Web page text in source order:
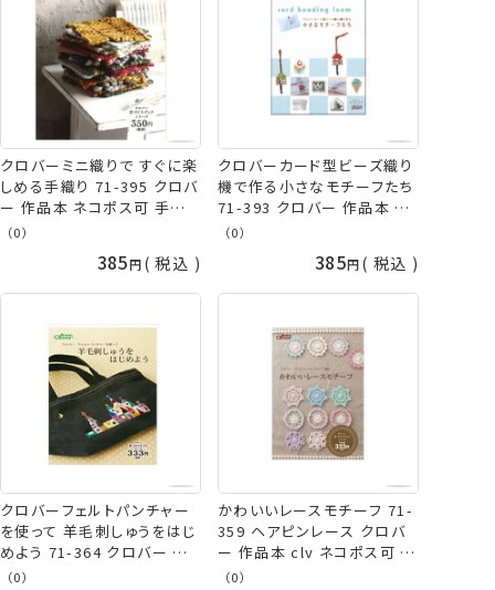
クロバーミニ織りで すぐに楽
しめる手織り 71-395 クロバ
ー 作品本 ネコポス可 手芸
の山久
（0）
385 税込
クロバーカード型ビーズ織り
機で作る小さなモチーフたち
71-393 クロバー 作品本 clv
ネコポス可 手芸の山久
（0）
385 税込
クロバーフェルトパンチャー
を使って 羊毛刺しゅうをはじ
めよう 71-364 クロバー 作
品本 clv ネコポス可 手芸の
（0）
かわいいレースモチーフ 71-
359 ヘアピンレース クロバ
ー 作品本 clv ネコポス可 手
芸の山久
（0）